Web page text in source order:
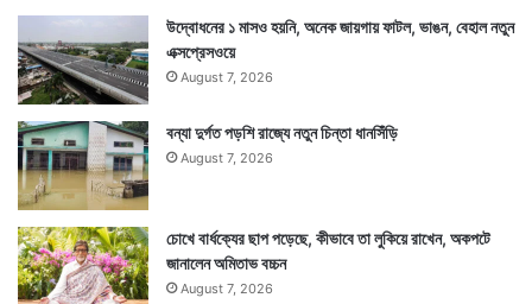
উদ্বোধনের ১ মাসও হয়নি, অনেক জায়গায় ফাটল, ভাঙন, বেহাল নতুন
এক্সপ্রেসওয়ে
August 7, 2026
বন্যা দুর্গত পড়শি রাজ্যে নতুন চিন্তা ধানসিঁড়ি
August 7, 2026
চোখে বার্ধক্যের ছাপ পড়েছে, কীভাবে তা লুকিয়ে রাখেন, অকপটে
জানালেন অমিতাভ বচ্চন
August 7, 2026